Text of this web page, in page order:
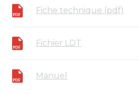
Fiche technique (pdf)
Fichier LDT
Manuel